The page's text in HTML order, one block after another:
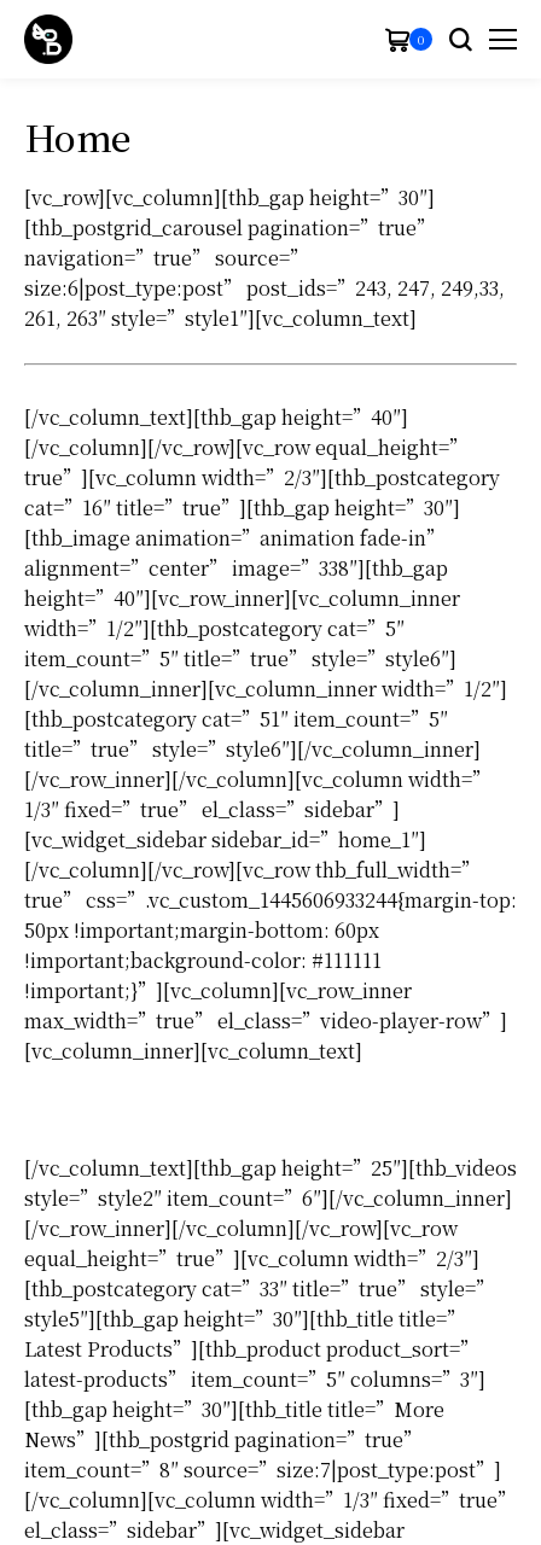
0
Home
[vc_row][vc_column][thb_gap height=”30″]
[thb_postgrid_carousel pagination=”true”
navigation=”true” source=”
size:6|post_type:post” post_ids=”243, 247, 249,33,
261, 263″ style=”style1″][vc_column_text]
[/vc_column_text][thb_gap height=”40″]
[/vc_column][/vc_row][vc_row equal_height=”
true”][vc_column width=”2/3″][thb_postcategory
cat=”16″ title=”true”][thb_gap height=”30″]
[thb_image animation=”animation fade-in”
alignment=”center” image=”338″][thb_gap
height=”40″][vc_row_inner][vc_column_inner
width=”1/2″][thb_postcategory cat=”5″
item_count=”5″ title=”true” style=”style6″]
[/vc_column_inner][vc_column_inner width=”1/2″]
[thb_postcategory cat=”51″ item_count=”5″
title=”true” style=”style6″][/vc_column_inner]
[/vc_row_inner][/vc_column][vc_column width=”
1/3″ fixed=”true” el_class=”sidebar”]
[vc_widget_sidebar sidebar_id=”home_1″]
[/vc_column][/vc_row][vc_row thb_full_width=”
true” css=”.vc_custom_1445606933244{margin-top:
50px !important;margin-bottom: 60px
!important;background-color: #111111
!important;}”][vc_column][vc_row_inner
max_width=”true” el_class=”video-player-row”]
[vc_column_inner][vc_column_text]
[/vc_column_text][thb_gap height=”25″][thb_videos
style=”style2″ item_count=”6″][/vc_column_inner]
[/vc_row_inner][/vc_column][/vc_row][vc_row
equal_height=”true”][vc_column width=”2/3″]
[thb_postcategory cat=”33″ title=”true” style=”
style5″][thb_gap height=”30″][thb_title title=”
Latest Products”][thb_product product_sort=”
latest-products” item_count=”5″ columns=”3″]
[thb_gap height=”30″][thb_title title=”More
News”][thb_postgrid pagination=”true”
item_count=”8″ source=”size:7|post_type:post”]
[/vc_column][vc_column width=”1/3″ fixed=”true”
el_class=”sidebar”][vc_widget_sidebar